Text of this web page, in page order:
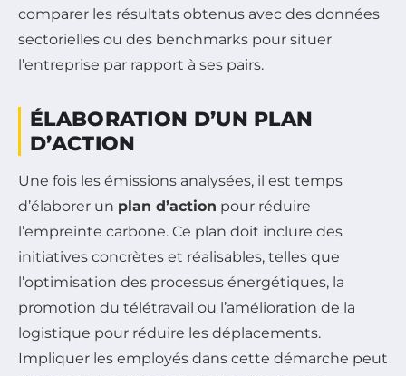
comparer les résultats obtenus avec des données
sectorielles ou des benchmarks pour situer
l’entreprise par rapport à ses pairs.
ÉLABORATION D’UN PLAN
D’ACTION
Une fois les émissions analysées, il est temps
d’élaborer un plan d’action pour réduire
l’empreinte carbone. Ce plan doit inclure des
initiatives concrètes et réalisables, telles que
l’optimisation des processus énergétiques, la
promotion du télétravail ou l’amélioration de la
logistique pour réduire les déplacements.
Impliquer les employés dans cette démarche peut